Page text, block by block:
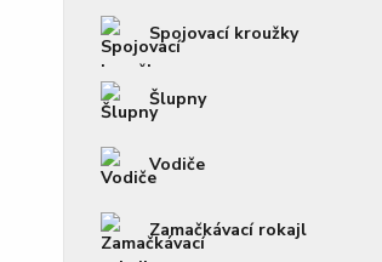
Spojovací kroužky
Šlupny
Vodiče
Zamačkávací rokajl